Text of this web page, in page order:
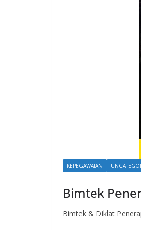
KEPEGAWAIAN
Bimtek
Bimtek & Diklat